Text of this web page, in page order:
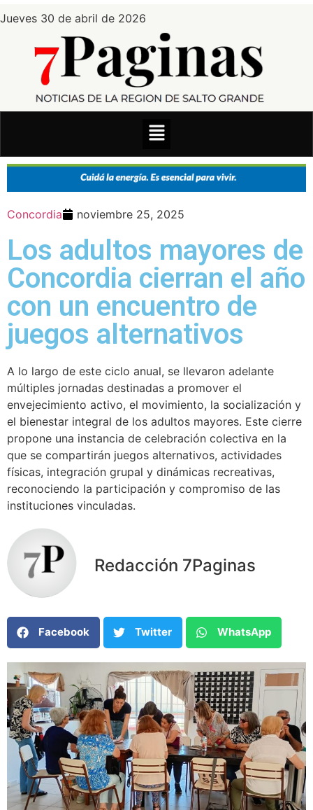
Jueves 30 de abril de 2026
Concordia noviembre 25, 2025
Los adultos mayores de
Concordia cierran el año
con un encuentro de
juegos alternativos
A lo largo de este ciclo anual, se llevaron adelante
múltiples jornadas destinadas a promover el
envejecimiento activo, el movimiento, la socialización y
el bienestar integral de los adultos mayores. Este cierre
propone una instancia de celebración colectiva en la
que se compartirán juegos alternativos, actividades
físicas, integración grupal y dinámicas recreativas,
reconociendo la participación y compromiso de las
instituciones vinculadas.
Redacción 7Paginas
Facebook Twitter WhatsApp